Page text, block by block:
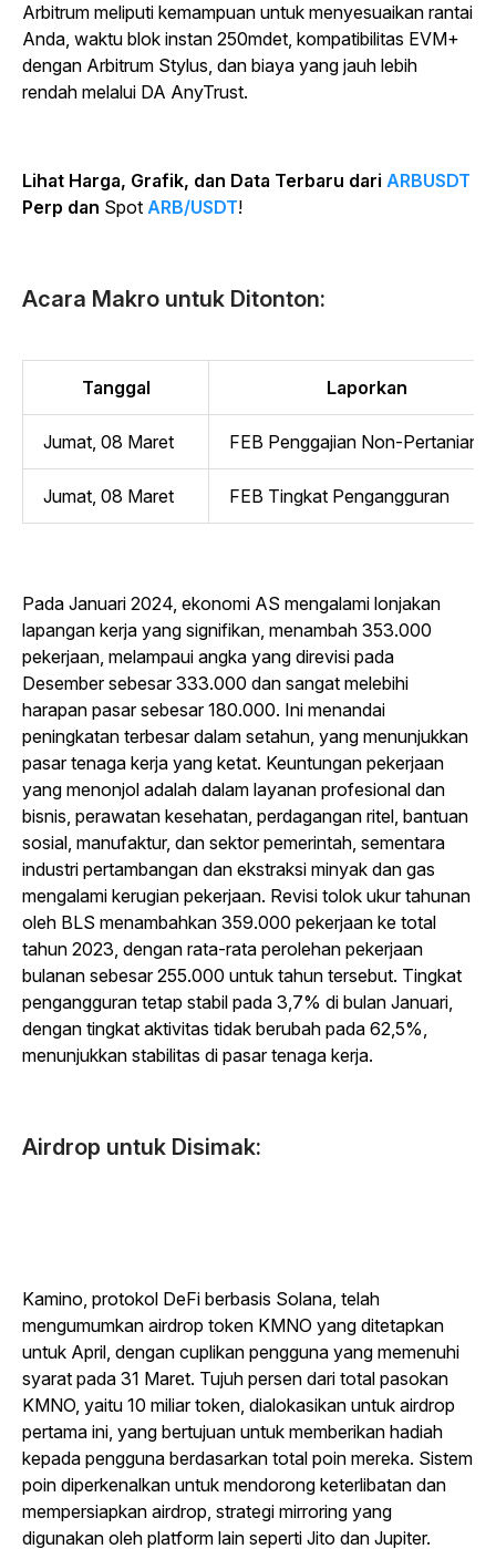
Arbitrum meliputi kemampuan untuk menyesuaikan rantai
Anda, waktu blok instan 250mdet, kompatibilitas EVM+
dengan Arbitrum Stylus, dan biaya yang jauh lebih
rendah melalui DA AnyTrust.
Lihat Harga, Grafik, dan Data Terbaru dari ARBUSDT
Perp dan Spot ARB/USDT!
Acara Makro untuk Ditonton:
Tanggal Laporkan
Jumat, 08 Maret FEB Penggajian Non-Pertanian
Jumat, 08 Maret FEB Tingkat Pengangguran
Pada Januari 2024, ekonomi AS mengalami lonjakan
lapangan kerja yang signifikan, menambah 353.000
pekerjaan, melampaui angka yang direvisi pada
Desember sebesar 333.000 dan sangat melebihi
harapan pasar sebesar 180.000. Ini menandai
peningkatan terbesar dalam setahun, yang menunjukkan
pasar tenaga kerja yang ketat. Keuntungan pekerjaan
yang menonjol adalah dalam layanan profesional dan
bisnis, perawatan kesehatan, perdagangan ritel, bantuan
sosial, manufaktur, dan sektor pemerintah, sementara
industri pertambangan dan ekstraksi minyak dan gas
mengalami kerugian pekerjaan. Revisi tolok ukur tahunan
oleh BLS menambahkan 359.000 pekerjaan ke total
tahun 2023, dengan rata-rata perolehan pekerjaan
bulanan sebesar 255.000 untuk tahun tersebut. Tingkat
pengangguran tetap stabil pada 3,7% di bulan Januari,
dengan tingkat aktivitas tidak berubah pada 62,5%,
menunjukkan stabilitas di pasar tenaga kerja.
Airdrop untuk Disimak:
Kamino, protokol DeFi berbasis Solana, telah
mengumumkan airdrop token KMNO yang ditetapkan
untuk April, dengan cuplikan pengguna yang memenuhi
syarat pada 31 Maret. Tujuh persen dari total pasokan
KMNO, yaitu 10 miliar token, dialokasikan untuk airdrop
pertama ini, yang bertujuan untuk memberikan hadiah
kepada pengguna berdasarkan total poin mereka. Sistem
poin diperkenalkan untuk mendorong keterlibatan dan
mempersiapkan airdrop, strategi mirroring yang
digunakan oleh platform lain seperti Jito dan Jupiter.